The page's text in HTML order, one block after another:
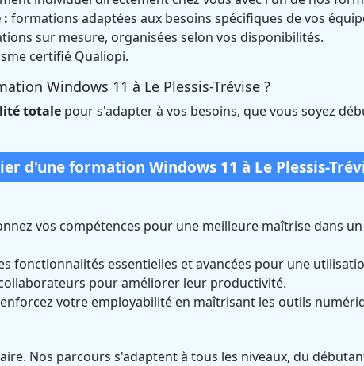
: formations adaptées aux besoins spécifiques de vos
sur mesure, organisées selon vos disponibilités.
certifié Qualiopi.
Windows 11 à Le Plessis-Trévise ?
totale pour s'adapter à vos besoins, que vous soyez
d'une formation Windows 11 à Le Plessis-
vos compétences pour une meilleure maîtrise dans
fonctionnalités essentielles et avancées pour une
pour améliorer leur productivité.
votre employabilité en maîtrisant les outils
Nos parcours s'adaptent à tous les niveaux, du